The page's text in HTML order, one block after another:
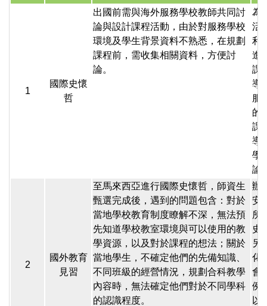
1
國際史懷
哲
出國前需與海外服務學校教師共同討
論與設計課程活動，由於對服務學校
環境及學生背景資料不熟悉，在規劃
課程前，需收集相關資料，方便討
論。
為
活
利
進
課
導
服
的
課
導
學
論
2
國外教育
見習
至馬來西亞進行國際史懷哲，師資生
甄選完成後，遇到的問題包含：對於
當地學校教育制度瞭解不深，無法預
先知道學校教室環境與可以使用的教
學資源，以及對於課程的想法；關於
當地學生，不確定他們的先備知識、
不同班級的經營情況，規劃合科教學
內容時，無法確定他們對於不同學科
的認識程度。
辦
安
所
史
另
化
會
例
以